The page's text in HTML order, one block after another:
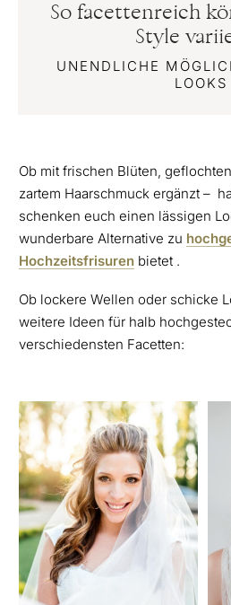
So facettenreich
Style
UNENDLICHE
LOOKS
Ob mit frischen Blüten,
zartem Haarschmuck ergänzt –
schenken euch einen lässigen
wunderbare Alternative zu
Hochzeitsfrisuren bietet .
Ob lockere Wellen oder schicke
weitere Ideen für halb
verschiedensten Facetten: